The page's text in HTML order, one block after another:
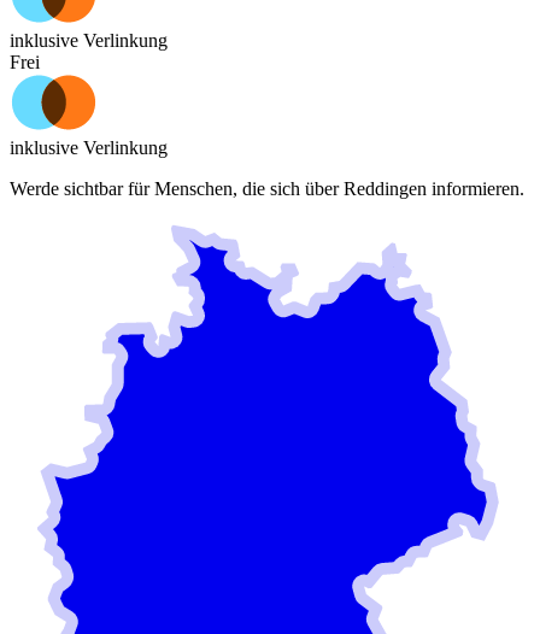
inklusive Verlinkung
Frei
inklusive Verlinkung
Werde sichtbar für Menschen, die sich überReddingen informieren.